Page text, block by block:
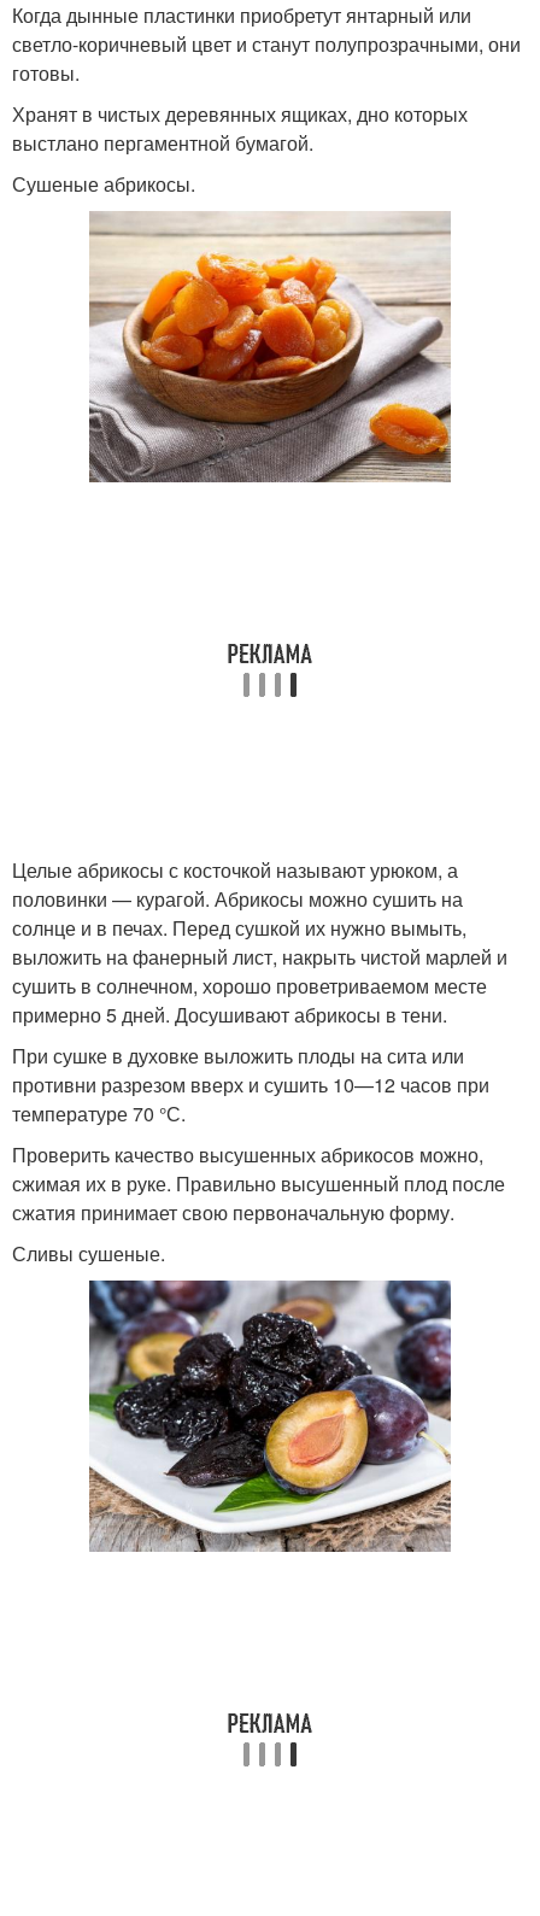
Когда дынные пластинки приобретут янтарный или
светло-коричневый цвет и станут полупрозрачными, они
готовы.
Хранят в чистых деревянных ящиках, дно которых
выстлано пергаментной бумагой.
Сушеные абрикосы.
Целые абрикосы с косточкой называют урюком, а
половинки — курагой. Абрикосы можно сушить на
солнце и в печах. Перед сушкой их нужно вымыть,
выложить на фанерный лист, накрыть чистой марлей и
сушить в солнечном, хорошо проветриваемом месте
примерно 5 дней. Досушивают абрикосы в тени.
При сушке в духовке выложить плоды на сита или
противни разрезом вверх и сушить 10—12 часов при
температуре 70 °С.
Проверить качество высушенных абрикосов можно,
сжимая их в руке. Правильно высушенный плод после
сжатия принимает свою первоначальную форму.
Сливы сушеные.